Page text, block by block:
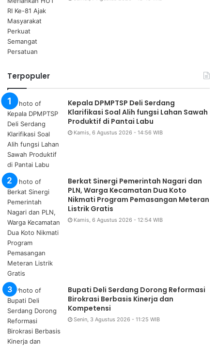
Terpopuler
Kepala DPMPTSP Deli Serdang
Klarifikasi Soal Alih fungsi Lahan Sawah
Produktif di Pantai Labu
Kamis, 6 Agustus 2026 - 14:56 WIB
Berkat Sinergi Pemerintah Nagari dan
PLN, Warga Kecamatan Dua Koto
Nikmati Program Pemasangan Meteran
Listrik Gratis
Kamis, 6 Agustus 2026 - 12:54 WIB
Bupati Deli Serdang Dorong Reformasi
Birokrasi Berbasis Kinerja dan
Kompetensi
Senin, 3 Agustus 2026 - 11:25 WIB